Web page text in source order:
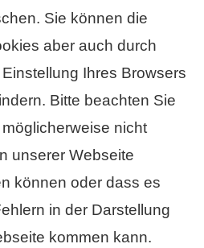
Sie können die
aber auch durch
Ihres Browsers
Bitte beachten Sie
nicht
unserer Webseite
können oder dass es
in der Darstellung
kommen kann.